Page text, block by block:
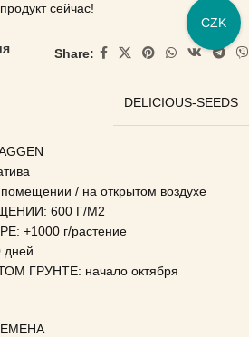
сейчас!
Share:
DELICIOUS-SEEDS
/ на открытом воздухе
600 Г/М2
+1000 г/растение
ГРУНТЕ: начало октября
CZK